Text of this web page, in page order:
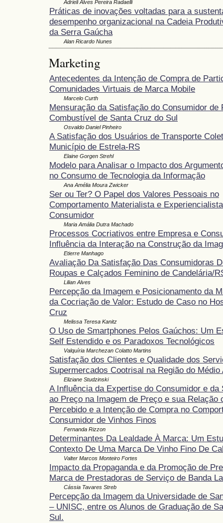
Adrieli Alves Pereira Radaelli
Práticas de inovações voltadas para a
desempenho organizacional na Cadeia
da Serra Gaúcha
Alan Ricardo Nunes
Marketing
Antecedentes da Intenção de Compra de
Comunidades Virtuais de Marca Mobile
Marcelo Curth
Mensuração da Satisfação do Consumidor de
Combustível de Santa Cruz do Sul
Osvaldo Daniel Pinheiro
A Satisfação dos Usuários de Transporte
Município de Estrela-RS
Elaine Gorgen Strehl
Modelo para Analisar o Impacto dos
no Consumo de Tecnologia da Informação
Ana Amélia Moura Zwicker
Ser ou Ter? O Papel dos Valores Pessoais no
Comportamento Materialista e
Consumidor
Maria Amália Dutra Machado
Processos Cocriativos entre Empresa e
Influência da Interação na Construção da
Etierre Manhago
Avaliação Da Satisfação Das Consumidoras
Roupas e Calçados Feminino de Candelária/
Lilian Alves
Percepção da Imagem e Posicionamento da
da Cocriação de Valor: Estudo de Caso no
Cruz
Melissa Teresa Kanitz
O Uso de Smartphones Pelos Gaúchos: Um
Self Estendido e os Paradoxos Tecnológicos
Valquíria Marchezan Colatto Martins
Satisfação dos Clientes e Qualidade dos
Supermercados Cootrisal na Região do Médio
Eliziane Studzinski
A Influência da Expertise do Consumidor e da
ao Preço na Imagem de Preço e sua Relação
Percebido e a Intenção de Compra no
Consumidor de Vinhos Finos
Fernanda Rizzon
Determinantes Da Lealdade À Marca: Um
Contexto De Uma Marca De Vinho Fino De
Valter Marcos Monteiro Fortes
Impacto da Propaganda e da Promoção de
Marca de Prestadoras de Serviço de Banda
Cássia Tavares Streb
Percepção da Imagem da Universidade de
– UNISC, entre os Alunos de Graduação de
Sul.